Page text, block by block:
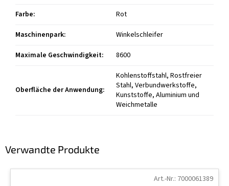
Verwandte Produkte
Art.-Nr.: 7000061389
Farbe:
Rot
Maschinenpark:
Winkelschleifer
Maximale Geschwindigkeit: 8600
Oberfläche der Anwendung:
Kohlenstoffstahl, Rostfreier
Stahl, Verbundwerkstoffe,
Kunststoffe, Aluminium und
Weichmetalle